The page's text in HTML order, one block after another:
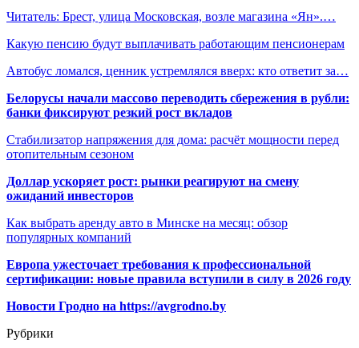
Читатель: Брест, улица Московская, возле магазина «Ян».…
Какую пенсию будут выплачивать работающим пенсионерам
Автобус ломался, ценник устремлялся вверх: кто ответит за…
Белорусы начали массово переводить сбережения в рубли:
банки фиксируют резкий рост вкладов
Стабилизатор напряжения для дома: расчёт мощности перед
отопительным сезоном
Доллар ускоряет рост: рынки реагируют на смену
ожиданий инвесторов
Как выбрать аренду авто в Минске на месяц: обзор
популярных компаний
Европа ужесточает требования к профессиональной
сертификации: новые правила вступили в силу в 2026 году
Новости Гродно на https://avgrodno.by
Рубрики